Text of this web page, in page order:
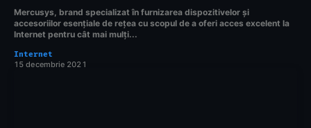
Mercusys, brand specializat în furnizarea dispozitivelor și
accesoriilor esențiale de rețea cu scopul de a oferi acces excelent la
Internet pentru cât mai mulți...
Internet
15 decembrie 2021